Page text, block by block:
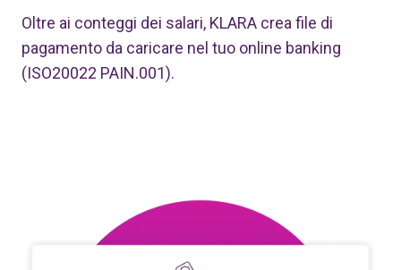
Oltre ai conteggi dei salari, KLARA crea file di
pagamento da caricare nel tuo online banking
(ISO20022 PAIN.001).